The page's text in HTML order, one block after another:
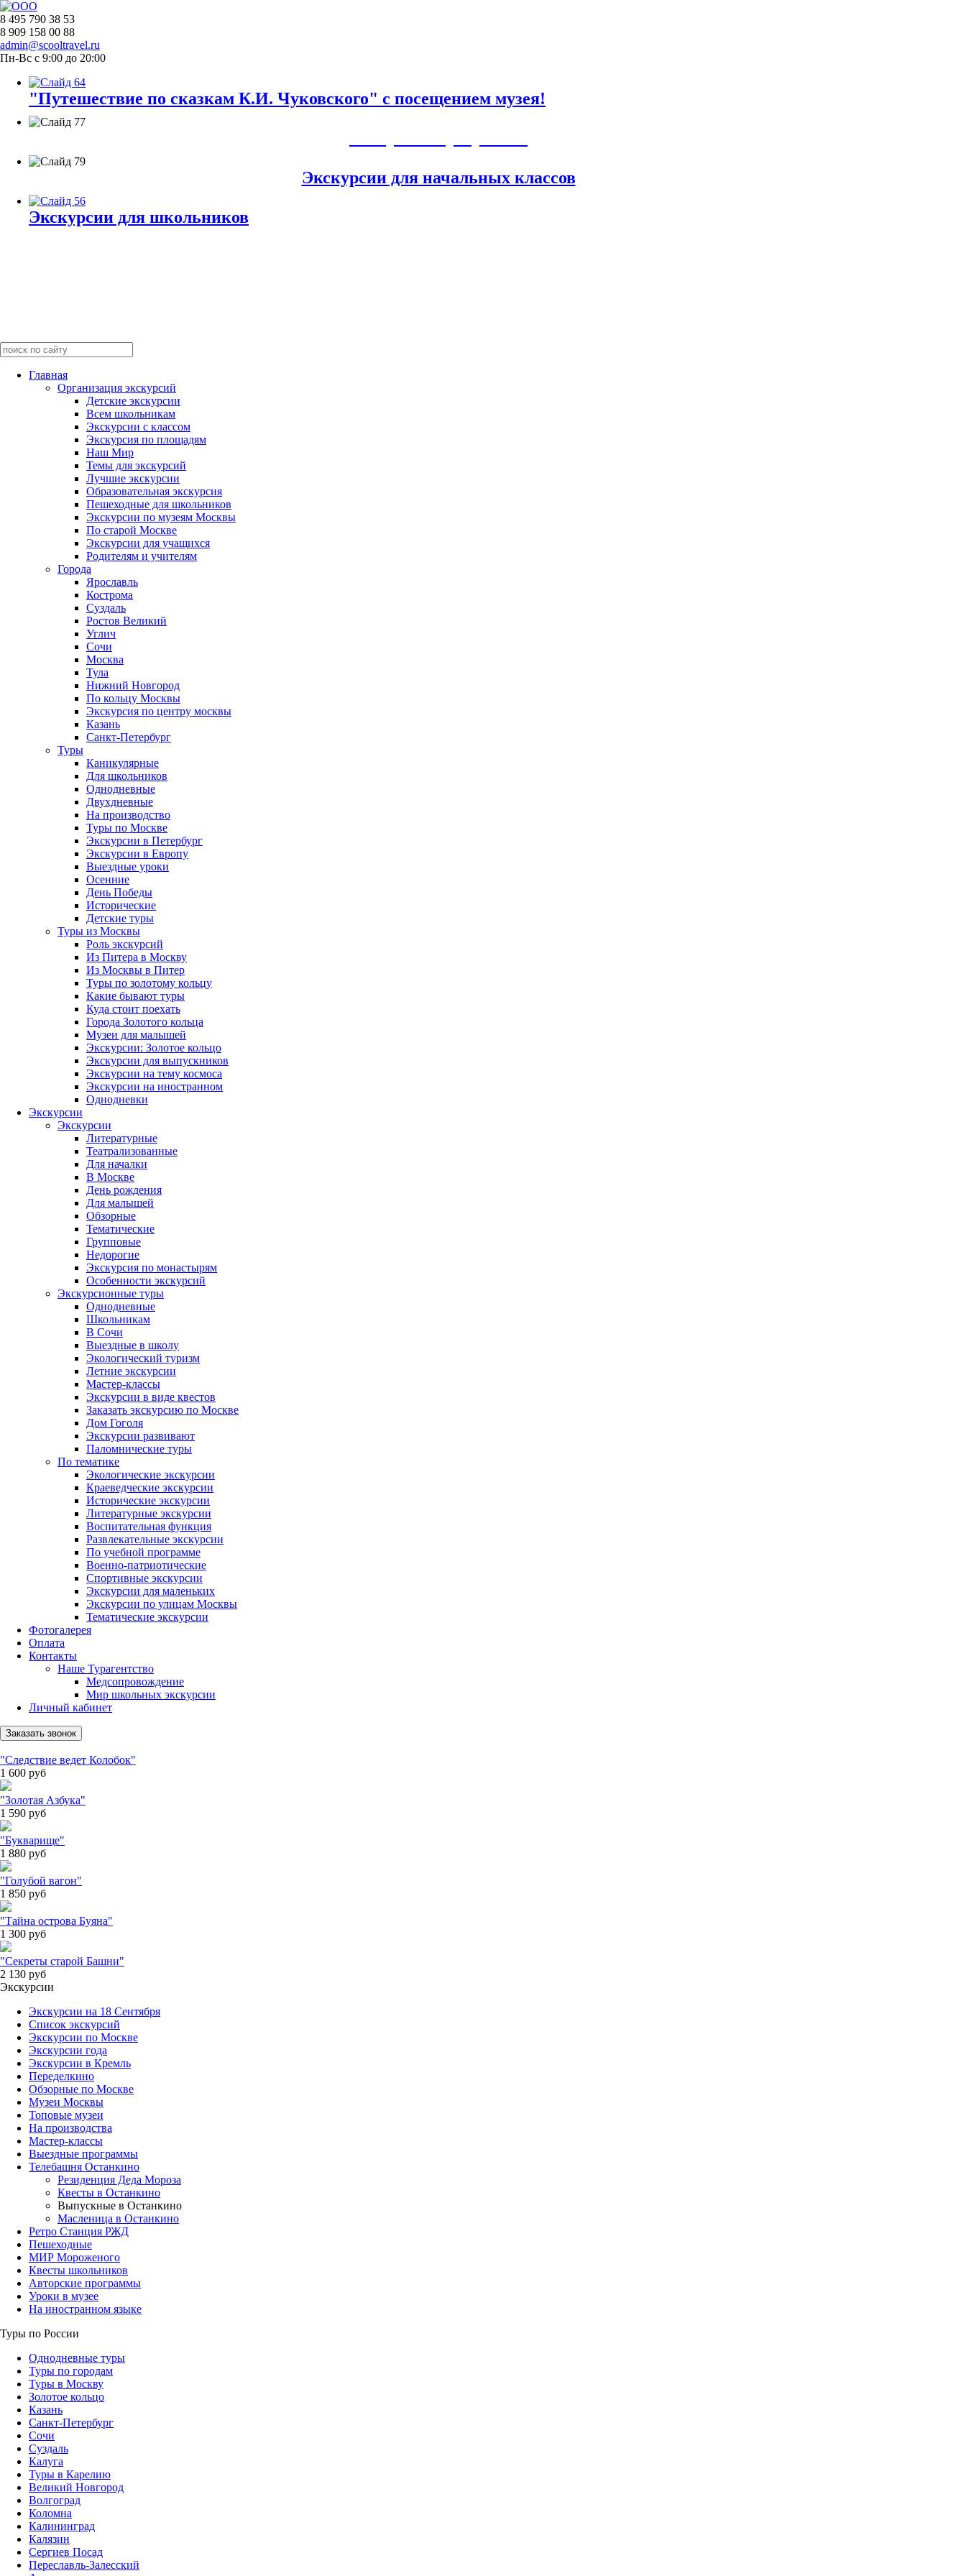
8 495 790 38 53
8 909 158 00 88
admin@scooltravel.ru
Пн-Вс с 9:00 до 20:00
"Путешествие по сказкам К.И. Чуковского" с посещением музея!
Экскурсии для начальных классов
Экскурсии для школьников
Главная
Организация экскурсий
Детские экскурсии
Всем школьникам
Экскурсии c классом
Экскурсия по площадям
Наш Мир
Темы для экскурсий
Лучшие экскурсии
Образовательная экскурсия
Пешеходные для школьников
Экскурсии по музеям Москвы
По старой Москве
Экскурсии для учащихся
Родителям и учителям
Города
Ярославль
Кострома
Суздаль
Ростов Великий
Углич
Сочи
Москва
Тула
Нижний Новгород
По кольцу Москвы
Экскурсия по центру москвы
Казань
Санкт-Петербург
Туры
Каникулярные
Для школьников
Однодневные
Двухдневные
На производство
Туры по Москве
Экскурсии в Петербург
Экскурсии в Европу
Выездные уроки
Осенние
День Победы
Исторические
Детские туры
Туры из Москвы
Роль экскурсий
Из Питера в Москву
Из Москвы в Питер
Туры по золотому кольцу
Какие бывают туры
Куда стоит поехать
Города Золотого кольца
Музеи для малышей
Экскурсии: Золотое кольцо
Экскурсии для выпускников
Экскурсии на тему космоса
Экскурсии на иностранном
Однодневки
Экскурсии
Экскурсии
Литературные
Театрализованные
Для началки
В Москве
День рождения
Для малышей
Обзорные
Тематические
Групповые
Недорогие
Экскурсия по монастырям
Особенности экскурсий
Экскурсионные туры
Однодневные
Школьникам
В Сочи
Выездные в школу
Экологический туризм
Летние экскурсии
Мастер-классы
Экскурсии в виде квестов
Заказать экскурсию по Москве
Дом Гоголя
Экскурсии развивают
Паломнические туры
По тематике
Экологические экскурсии
Краеведческие экскурсии
Исторические экскурсии
Литературные экскурсии
Воспитательная функция
Развлекательные экскурсии
По учебной программе
Военно-патриотические
Спортивные экскурсии
Экскурсии для маленьких
Экскурсии по улицам Москвы
Тематические экскурсии
Фотогалерея
Оплата
Контакты
Наше Турагентство
Медсопровождение
Мир школьных экскурсии
Личный кабинет
Заказать звонок
"Следствие ведет Колобок"
1 600 руб
"Золотая Азбука"
1 590 руб
"Букварище"
1 880 руб
"Голубой вагон"
1 850 руб
"Тайна острова Буяна"
1 300 руб
"Секреты старой Башни"
2 130 руб
Экскурсии
Экскурсии на 18 Сентября
Список экскурсий
Экскурсии по Москве
Экскурсии года
Экскурсии в Кремль
Переделкино
Обзорные по Москве
Музеи Москвы
Топовые музеи
На производства
Мастер-классы
Выездные программы
Телебашня Останкино
Резиденция Деда Мороза
Квесты в Останкино
Выпускные в Останкино
Масленица в Останкино
Ретро Станция РЖД
Пешеходные
МИР Мороженого
Квесты школьников
Авторские программы
Уроки в музее
На иностранном языке
Туры по России
Однодневные туры
Туры по городам
Туры в Москву
Золотое кольцо
Казань
Санкт-Петербург
Сочи
Суздаль
Калуга
Туры в Карелию
Великий Новгород
Волгоград
Коломна
Калининград
Калязин
Сергиев Посад
Переславль-Залесский